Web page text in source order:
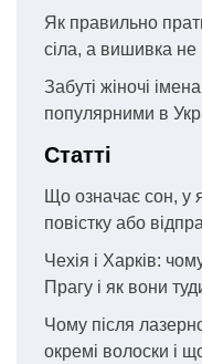
Як правильно
сіла, а вишивка не
Забуті жіночі
популярними в
Статті
Що означає сон, у
повістку або
Чехія і Харків:
Прагу і як вони
Чому після
окремі волоски і